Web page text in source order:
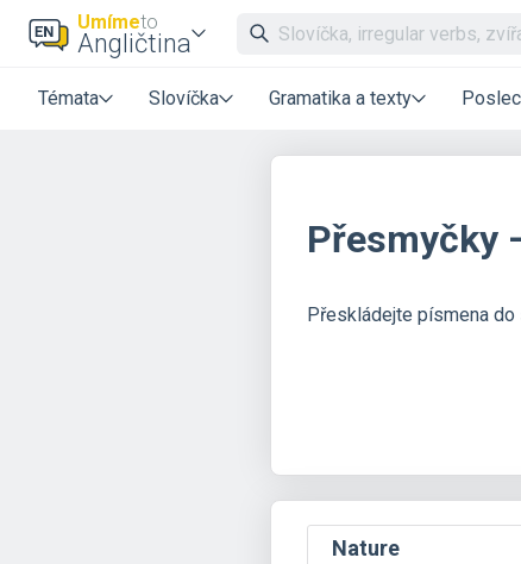
Umímeto
Angličtina
Témata Slovíčka Gramatika a texty
Přesmyčky
Přeskládejte písmena
Nature